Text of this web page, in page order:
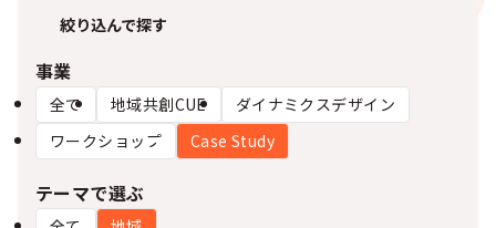
絞り込んで探す
事業
全て 地域共創CUE
ダイナミクスデザイン
ワークショップ
Case Study
テーマで選ぶ